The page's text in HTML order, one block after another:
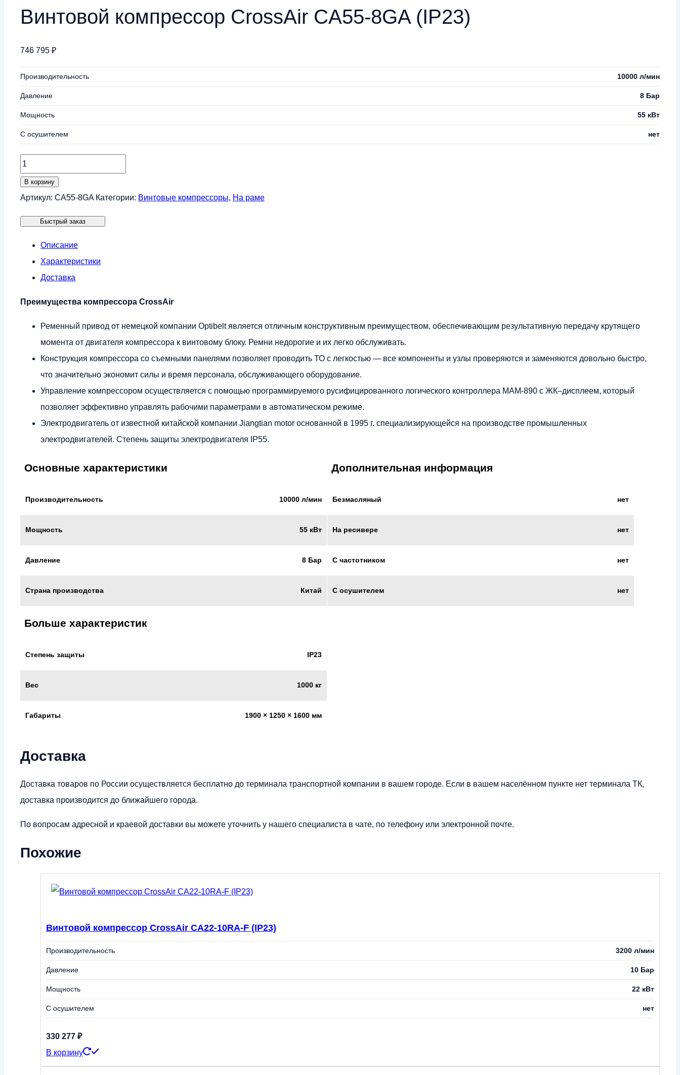
Винтовой компрессор CrossAir CA55-8GA (IP23)
746 795 ₽
Производительность 10000 л/мин
Давление 8 Бар
Мощность 55 кВт
С осушителем нет
Количество
товара
Винтовой
CrossAir
CA55-
8GA
(IP23)
В корзину
Артикул: CA55-8GA Категории: Винтовые компрессоры, На раме
Быстрый заказ
Описание
Характеристики
Доставка
Преимущества компрессора CrossAir
Ременный привод от немецкой компании Optibelt является отличным конструктивным преимуществом, обеспечивающим результативную передачу крутящего
момента от двигателя компрессора к винтовому блоку. Ремни недорогие и их легко обслуживать.
Конструкция компрессора со съемными панелями позволяет проводить ТО с легкостью — все компоненты и узлы проверяются и заменяются довольно быстро,
что значительно экономит силы и время персонала, обслуживающего оборудование.
Управление компрессором осуществляется с помощью программируемого русифицированного логического контроллера MAM-890 с ЖК–дисплеем, который
позволяет эффективно управлять рабочими параметрами в автоматическом режиме.
Электродвигатель от известной китайской компании Jiangtian motor основанной в 1995 г. специализирующейся на производстве промышленных
электродвигателей. Степень защиты электродвигателя IP55.
Основные характеристики
Производительность 10000 л/мин
Мощность 55 кВт
Давление 8 Бар
Страна производства Китай
Дополнительная информация
Безмасляный нет
На ресивере нет
С частотником нет
С осушителем нет
Больше характеристик
Степень защиты IP23
Вес 1000 кг
Габариты 1900 × 1250 × 1600 мм
Доставка
Доставка товаров по России осуществляется бесплатно до терминала транспортной компании в вашем городе. Если в вашем населённом пункте нет терминала ТК,
доставка производится до ближайшего города.
По вопросам адресной и краевой доставки вы можете уточнить у нашего специалиста в чате, по телефону или электронной почте.
Похожие
Винтовой компрессор CrossAir CA22-10RA-F (IP23)
Производительность 3200 л/мин
Давление 10 Бар
Мощность 22 кВт
С осушителем нет
330 277 ₽
В корзину